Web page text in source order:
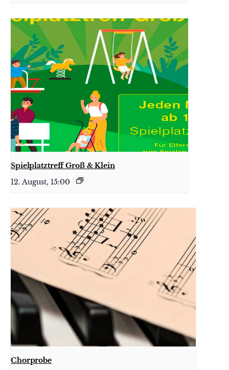
Spielplatztreff Groß & Klein
12. August, 15:00
Chorprobe